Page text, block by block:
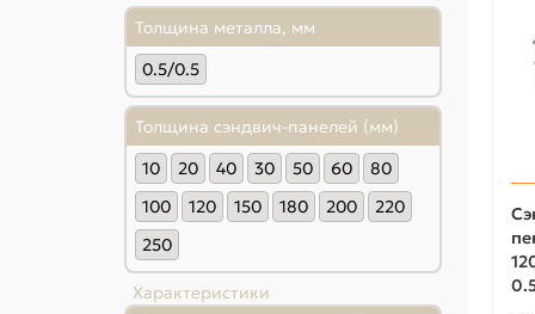
Толщина металла, мм
0.5/0.5
Толщина сэндвич-панелей (мм)
10
20 40 30 50 60
80
100
120 150 180 200
220
250
Характеристики